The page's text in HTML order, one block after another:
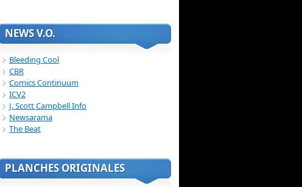
NEWS V.O.
Bleeding Cool
CBR
Comics Continuum
ICV2
J. Scott Campbell Info
Newsarama
The Beat
PLANCHES ORIGINALES